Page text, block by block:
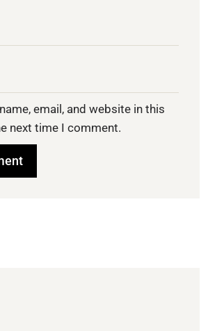
email, and website in this
next time I comment.